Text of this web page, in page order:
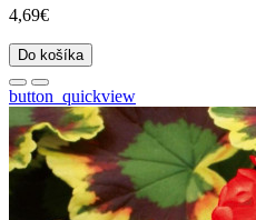
4,69€
Do košíka
button_quickview